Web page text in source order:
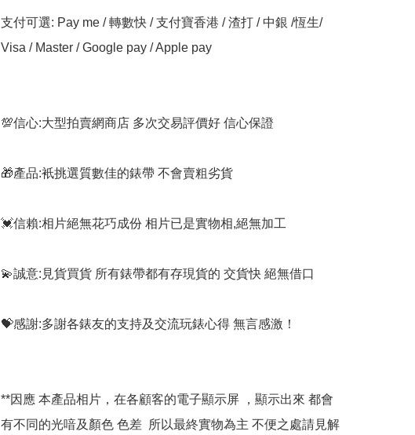
支付可選: Pay me / 轉數快 / 支付寶香港 / 渣打 / 中銀 /恆生/
Visa / Master / Google pay / Apple pay
💯信心:大型拍賣網商店 多次交易評價好 信心保證
🎁產品:衹挑選質數佳的錶帶 不會賣粗劣貨
💓信賴:相片絕無花巧成份 相片已是實物相,絕無加工
💫誠意:見貨買貨 所有錶帶都有存現貨的 交貨快 絕無借口
💝感謝:多謝各錶友的支持及交流玩錶心得 無言感激！
**因應 本產品相片，在各顧客的電子顯示屏 ，顯示出來 都會
有不同的光喑及顏色 色差  所以最終實物為主 不便之處請見解